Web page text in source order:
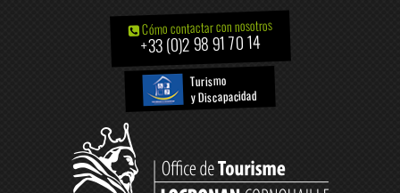
Cómo contactar con nosotros
+33 (0)2 98 91 70 14
Turismo
y Discapacidad